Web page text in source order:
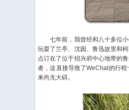
七年前，我曾经和八十多位小
玩耍了兰亭、沈园、鲁迅故里和
点订在了位于绍兴府中心地带的
者，这直接导致了WeChat的行
来尚无大碍。